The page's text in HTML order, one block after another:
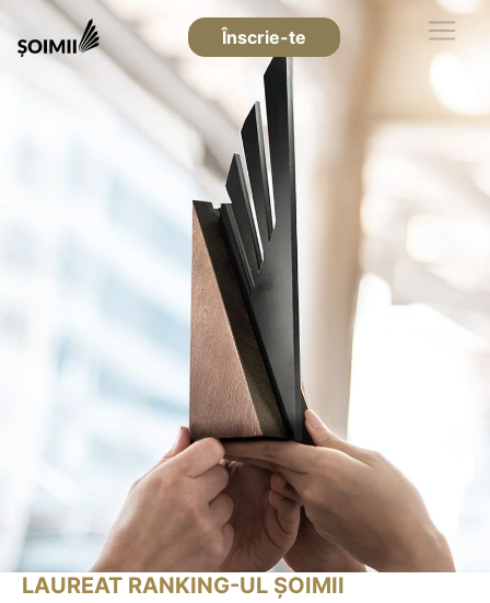
Înscrie-te
LAUREAT RANKING-UL ȘOIMII